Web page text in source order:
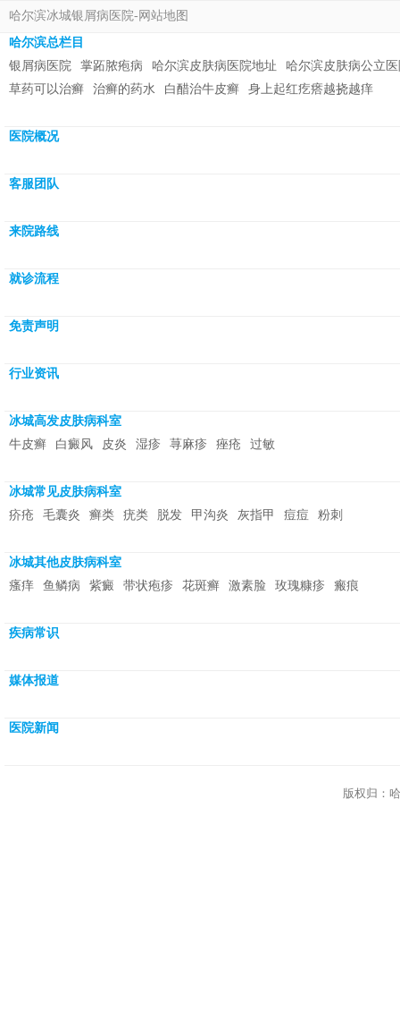
哈尔滨冰城银屑病医院-网站地图
哈尔滨总栏目
银屑病医院
掌跖脓疱病 哈尔滨皮肤病医院地址
哈尔滨皮肤病公立
草药可以治癣
治癣的药水 白醋治牛皮癣 身上起红疙瘩越挠越痒
医院概况
客服团队
来院路线
就诊流程
免责声明
行业资讯
冰城高发皮肤病科室
牛皮癣
白癜风 皮炎 湿疹 荨麻疹 痤疮 过敏
冰城常见皮肤病科室
疥疮
毛囊炎 癣类 疣类 脱发 甲沟炎 灰指甲 痘痘 粉刺
冰城其他皮肤病科室
瘙痒
鱼鳞病 紫癜 带状疱疹 花斑癣 激素脸 玫瑰糠疹 瘢痕
疾病常识
媒体报道
医院新闻
版权归：